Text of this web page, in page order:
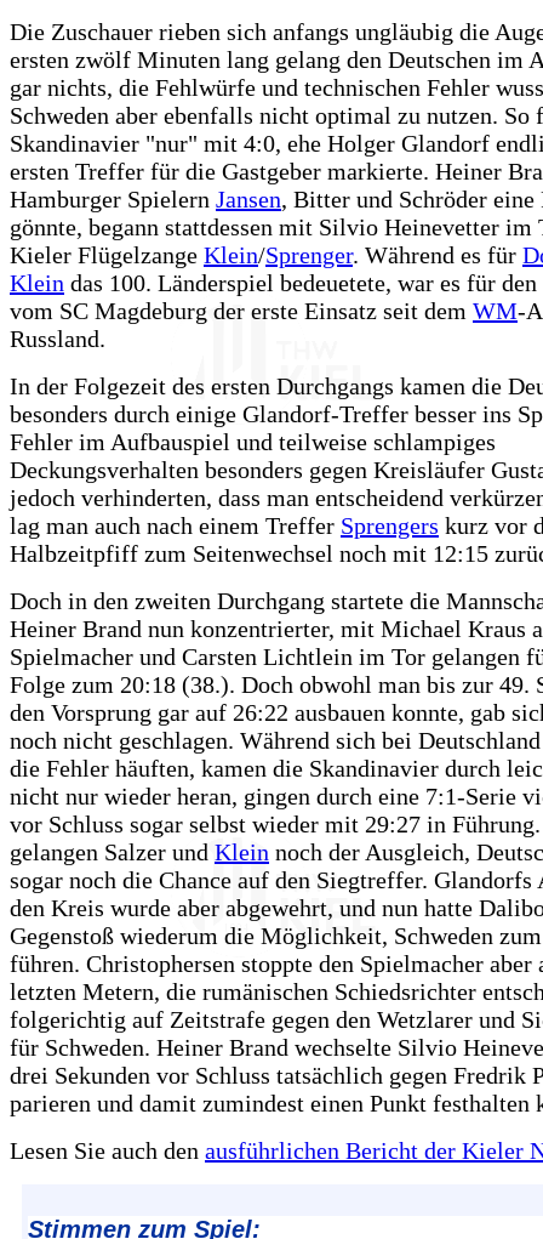
Die Zuschauer rieben sich anfangs ungläubig die
ersten zwölf Minuten lang gelang den Deutschen im
gar nichts, die Fehlwürfe und technischen Fehler
Schweden aber ebenfalls nicht optimal zu nutzen. So
Skandinavier "nur" mit 4:0, ehe Holger Glandorf
ersten Treffer für die Gastgeber markierte. Heiner
Hamburger Spielern Jansen, Bitter und Schröder eine
gönnte, begann stattdessen mit Silvio Heinevetter im
Kieler Flügelzange Klein/Sprenger. Während es für
Klein das 100. Länderspiel bedeuetete, war es für
vom SC Magdeburg der erste Einsatz seit dem WM-
Russland.
In der Folgezeit des ersten Durchgangs kamen die
besonders durch einige Glandorf-Treffer besser ins
Fehler im Aufbauspiel und teilweise schlampiges
Deckungsverhalten besonders gegen Kreisläufer
jedoch verhinderten, dass man entscheidend
lag man auch nach einem Treffer Sprengers kurz vor
Halbzeitpfiff zum Seitenwechsel noch mit 12:15
Doch in den zweiten Durchgang startete die
Heiner Brand nun konzentrierter, mit Michael Kraus
Spielmacher und Carsten Lichtlein im Tor gelangen
Folge zum 20:18 (38.). Doch obwohl man bis zur 49.
den Vorsprung gar auf 26:22 ausbauen konnte, gab
noch nicht geschlagen. Während sich bei
die Fehler häuften, kamen die Skandinavier durch
nicht nur wieder heran, gingen durch eine 7:1-Serie
vor Schluss sogar selbst wieder mit 29:27 in Führung.
gelangen Salzer und Klein noch der Ausgleich,
sogar noch die Chance auf den Siegtreffer. Glandorfs
den Kreis wurde aber abgewehrt, und nun hatte
Gegenstoß wiederum die Möglichkeit, Schweden
führen. Christophersen stoppte den Spielmacher aber
letzten Metern, die rumänischen Schiedsrichter
folgerichtig auf Zeitstrafe gegen den Wetzlarer und
für Schweden. Heiner Brand wechselte Silvio
drei Sekunden vor Schluss tatsächlich gegen Fredrik
parieren und damit zumindest einen Punkt festhalten
Lesen Sie auch den ausführlichen Bericht der Kieler
Stimmen zum Spiel: